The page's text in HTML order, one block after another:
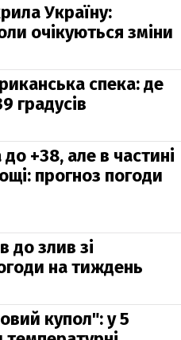
Україну:
очікуються зміни
спека: де
градусів
+38, але в частині
прогноз погоди
до злив зі
на тиждень
купол": у 5